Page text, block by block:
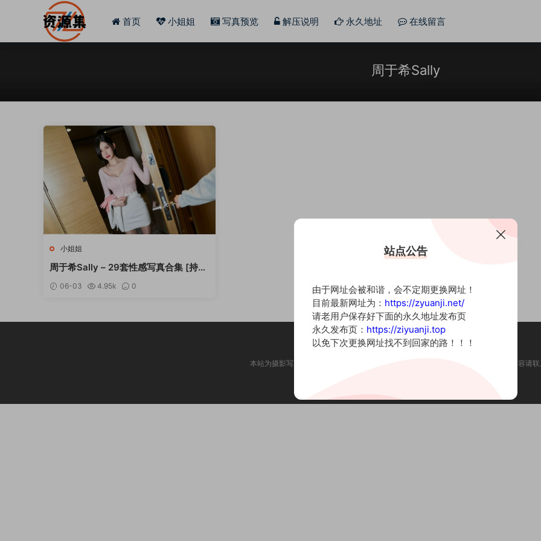
首页 小姐姐 写真预览 解压说明 永久地址 在线留言
周于希Sally
小姐姐
周于希Sally – 29套性感写真合集 [持续
06-03 4.95k 0
本站为摄影写真图片网站，内容来自网络收集整理，仅作个人学习使用。如有违法内容请
站点公告
由于网址会被和谐，会不定期更换网址！
目前最新网址为： https://zyuanji.net/
请老用户保存好下面的永久地址发布页
永久发布页： https://ziyuanji.top
以免下次更换网址找不到回家的路！！！